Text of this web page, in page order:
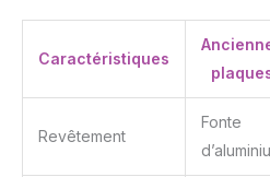
Caractéristiques
Revêtement
Fonte